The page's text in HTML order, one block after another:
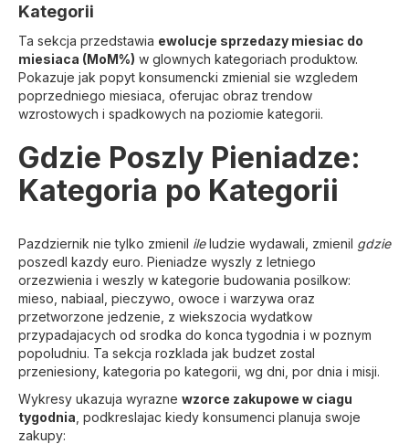
Kategorii
Ta sekcja przedstawia ewolucje sprzedazy miesiac do
miesiaca (MoM%) w glownych kategoriach produktow.
Pokazuje jak popyt konsumencki zmienial sie wzgledem
poprzedniego miesiaca, oferujac obraz trendow
wzrostowych i spadkowych na poziomie kategorii.
Gdzie Poszly Pieniadze:
Kategoria po Kategorii
Pazdziernik nie tylko zmienil ileludzie wydawali, zmienil gdzie
poszedl kazdy euro. Pieniadze wyszly z letniego
orzezwienia i weszly w kategorie budowania posilkow:
mieso, nabiaal, pieczywo, owoce i warzywa oraz
przetworzone jedzenie, z wiekszocia wydatkow
przypadajacych od srodka do konca tygodnia i w poznym
popoludniu. Ta sekcja rozklada jak budzet zostal
przeniesiony, kategoria po kategorii, wg dni, por dnia i misji.
Wykresy ukazuja wyrazne wzorce zakupowe w ciagu
tygodnia , podkreslajac kiedy konsumenci planuja swoje
zakupy: